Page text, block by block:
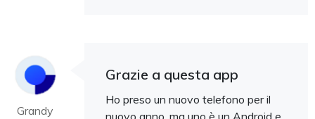
Grandy
Grazie a questa app
Ho preso un nuovo telefono per il
nuovo anno, ma uno è un Android e